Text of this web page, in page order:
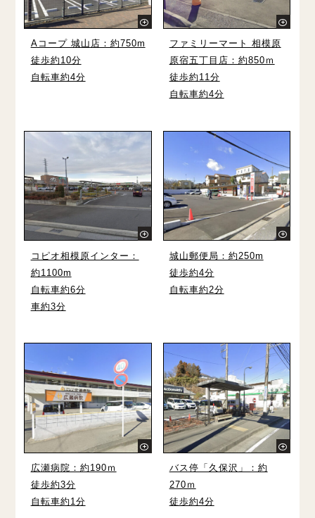
Aコープ 城⼭店：約750m
徒歩約10分
自転車約4分
ファミリーマート 相模原
原宿五丁⽬店：約850ｍ
徒歩約11分
自転車約4分
コピオ相模原インター：
約1100m
自転車約6分
車約3分
城山郵便局：約250m
徒歩約4分
自転車約2分
広瀬病院：約190ｍ
徒歩約3分
自転車約1分
バス停「久保沢」：約
270ｍ
徒歩約4分